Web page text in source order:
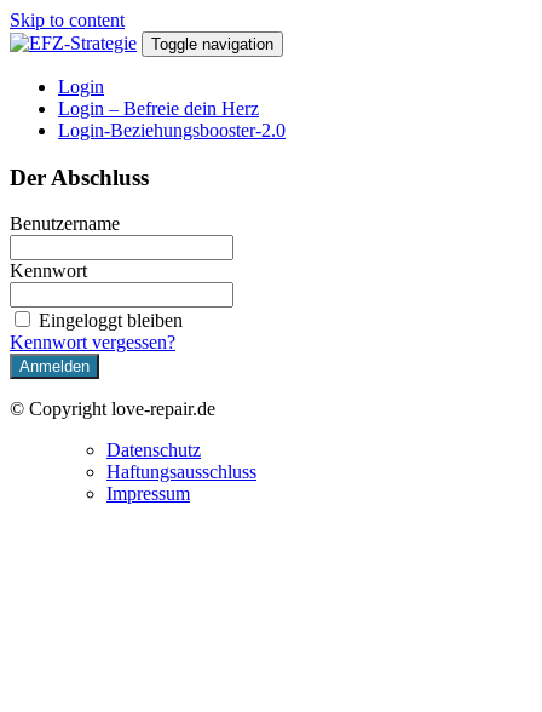
Skip to content
Toggle navigation
Login
Login – Befreie dein Herz
Login-Beziehungsbooster-2.0
Der Abschluss
Benutzername
Kennwort
Eingeloggt bleiben
Kennwort vergessen?
© Copyright love-repair.de
Datenschutz
Haftungsausschluss
Impressum